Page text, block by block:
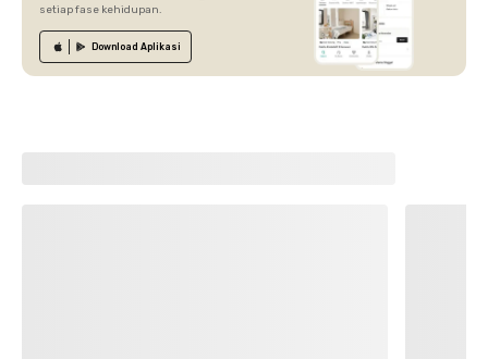
setiap fase kehidupan.
Download Aplikasi